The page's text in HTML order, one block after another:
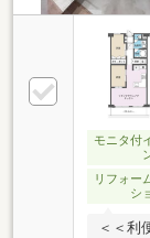
モニタ付
リフォー
シ
＜＜利